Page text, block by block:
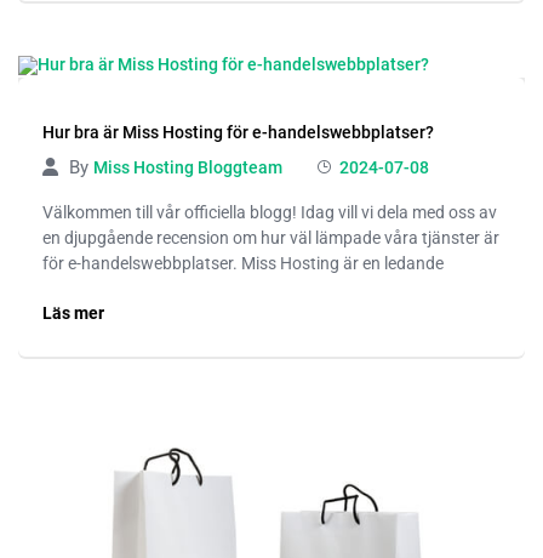
Hur bra är Miss Hosting för e-handelswebbplatser?
By Miss Hosting Bloggteam 2024-07-08
Välkommen till vår officiella blogg! Idag vill vi dela med oss av
en djupgående recension om hur väl lämpade våra tjänster är
för e-handelswebbplatser. Miss Hosting är en ledande
Läs mer